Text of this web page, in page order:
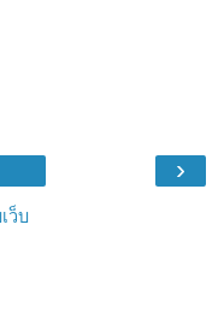
›
ว็บ